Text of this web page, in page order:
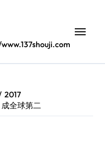
2017
全球第二